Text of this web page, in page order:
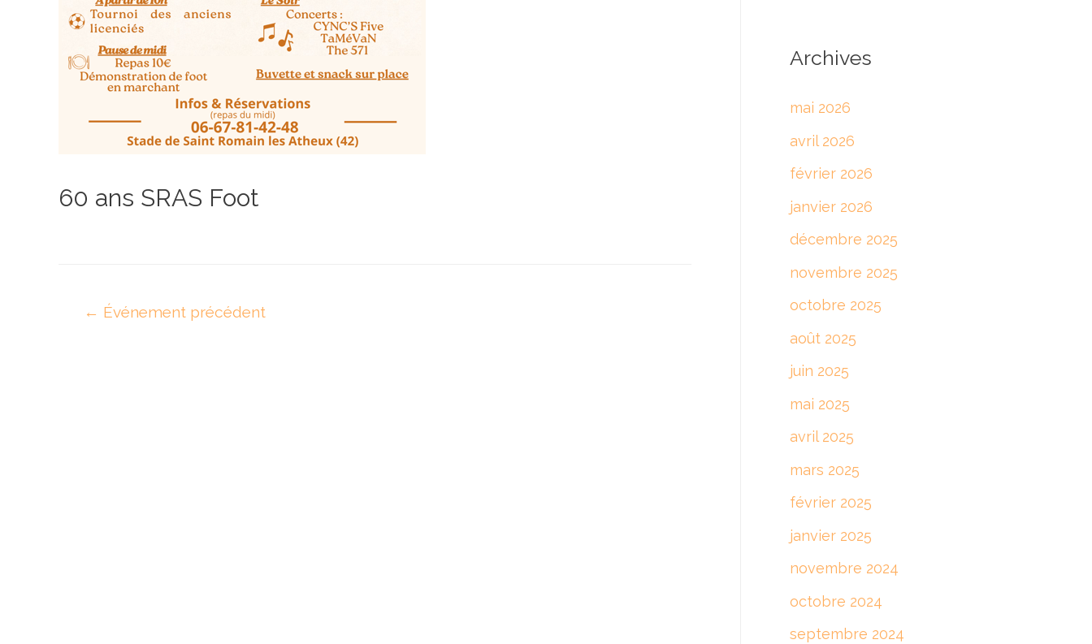
60 ans SRAS Foot
Navigation
← Événement précédent
Archives
mai 2026
avril 2026
février 2026
janvier 2026
décembre 2025
novembre 2025
octobre 2025
août 2025
juin 2025
mai 2025
avril 2025
mars 2025
février 2025
janvier 2025
novembre 2024
octobre 2024
septembre 2024